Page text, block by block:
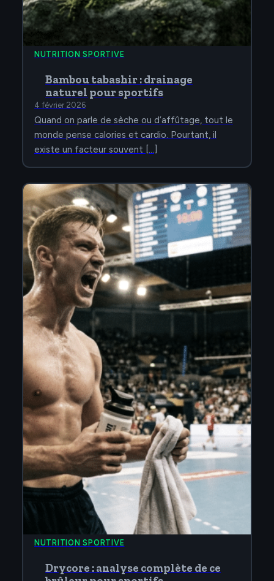
NUTRITION SPORTIVE
Bambou tabashir : drainage
naturel pour sportifs
4 février 2026
Quand on parle de sèche ou d’affûtage, tout le
monde pense calories et cardio. Pourtant, il
existe un facteur souvent […]
NUTRITION SPORTIVE
Drycore : analyse complète de ce